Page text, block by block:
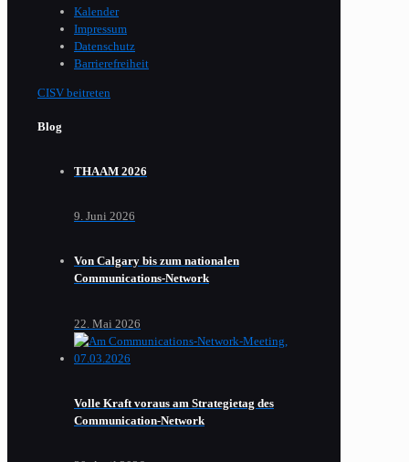
Kalender
Impressum
Datenschutz
Barrierefreiheit
CISV beitreten
Blog
THAAM 2026
9. Juni 2026
Von Calgary bis zum nationalen
Communications-Network
22. Mai 2026
Volle Kraft voraus am Strategietag des
Communication-Network